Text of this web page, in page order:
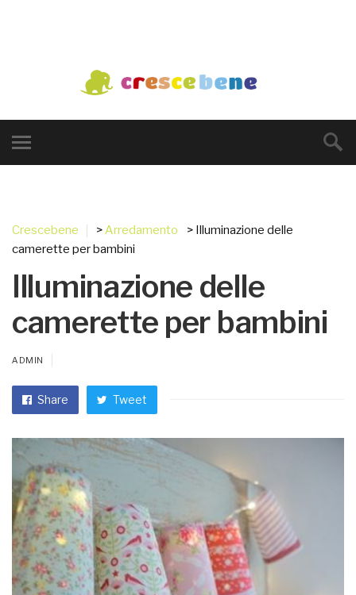
Crescebene >Arredamento
> Illuminazione delle
camerette per bambini
Illuminazione delle
camerette per bambini
ADMIN
Share Tweet